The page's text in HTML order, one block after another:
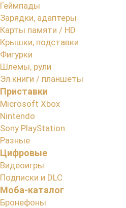
Геймпады
Зарядки, адаптеры
Карты памяти / HD
Крышки, подставки
Фигурки
Шлемы, рули
Эл.книги / планшеты
Приставки
Microsoft Xbox
Nintendo
Sony PlayStation
Разные
Цифровые
Видеоигры
Подписки и DLC
Моба-каталог
Бронефоны